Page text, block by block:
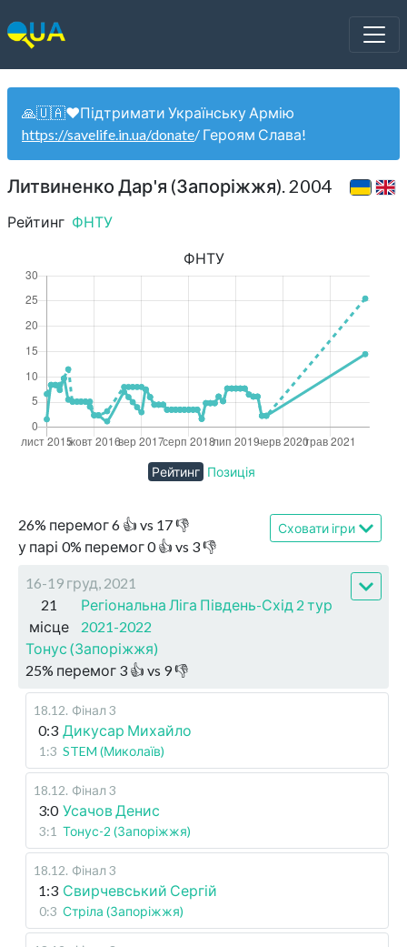
🙏🇺🇦❤️Підтримати Українську Армію
https://savelife.in.ua/donate/ Героям Слава!
Литвиненко Дар'я (Запоріжжя). 2004
Рейтинг ФНТУ
26% перемог6 👍 vs 17👎
у парі 0% перемог0👍 vs 3👎
Сховати ігри
16-19 груд, 2021
21
місце
Регіональна Ліга Південь-Схід 2 тур
2021-2022
Тонус (Запоріжжя)
25% перемог 3 👍 vs 9👎
18.12. Фінал 3
0:3 Дикусар Михайло
1:3 STEM (Миколаїв)
18.12. Фінал 3
3:0 Усачов Денис
3:1 Тонус-2 (Запоріжжя)
18.12. Фінал 3
1:3 Свирчевський Сергій
0:3 Стріла (Запоріжжя)
ФНТУ
Рейтинг Позиція